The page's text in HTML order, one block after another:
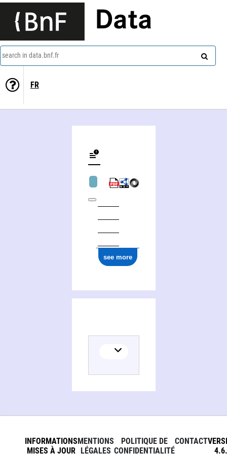
Data
search in data.bnf.fr
FR
see more
INFORMATIONS
MISES À JOUR
MENTIONS
LÉGALES
POLITIQUE DE
CONFIDENTIALITÉ
CONTACT